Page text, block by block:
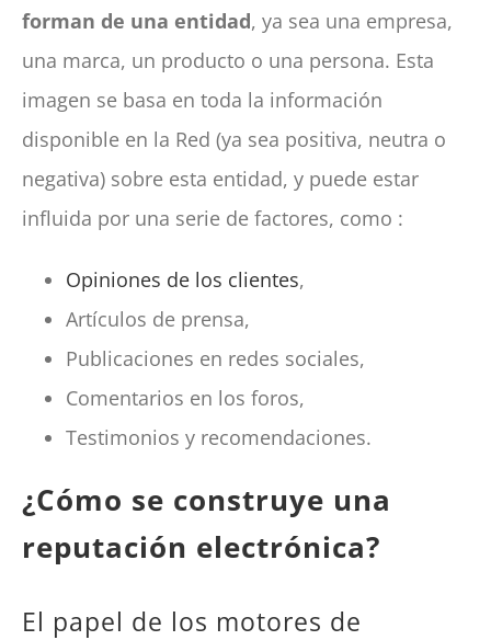
forman de una entidad, ya sea una empresa,
una marca, un producto o una persona. Esta
imagen se basa en toda la información
disponible en la Red (ya sea positiva, neutra o
negativa) sobre esta entidad, y puede estar
influida por una serie de factores, como :
Opiniones de los clientes,
Artículos de prensa,
Publicaciones en redes sociales,
Comentarios en los foros,
Testimonios y recomendaciones.
¿Cómo se construye una
reputación electrónica?
El papel de los motores de